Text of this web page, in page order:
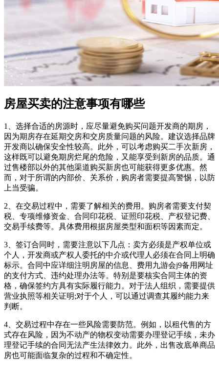
房屋买卖的注意事项有哪些
1、选择合适的房源时，应尽量避免购买问题开发商的期房，
因为期房存在延期交房和交房质量问题的风险。建议选择品牌
开发商以确保安全性较高。此外，可以考虑购买二手次新房，
这样既可以避免期房烂尾的危险，又能享受到新房的品质‌。通
过售楼部以外的其他渠道购买新房也可能获得更多优惠。然
而，对于所谓的内部价、关系价，购房者需要提高警惕，以防
上当受骗‌。
2、在交易过程中，需要了解相关的费用。购房者需要支付契
税、专项维修资金、合同印花税、证照印花税、产权登记费、
交易手续费等。具体费用根据房屋类型和面积等因素而定‌。
3、签订合同时，需要注意以下几点：卖方必须是产权单位或
个人，开发商或产权人委托的中介或代理人必须在合同上明确
标示。合同中应详细注明房屋的信息、费用九游会j9备用网址
的支付方式、违约处理办法等。特别是要核实合同主体的资
格，确保签约方具有实际履行能力。对于法人组织，需要提供
营业执照等相关证明;对于个人，可以通过调查其履约能力来
判断‌。
4、交易过程中存在一些风险需要防范。例如，以租代售的方
式存在风险，因为不动产的物权变动需要办理登记手续，未办
理登记手续的合同无法产生法律效力。此外，出售改底单商品
房也可能面临复杂的过程和不确定性‌。